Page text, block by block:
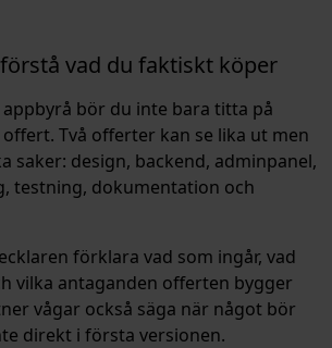
vad du faktiskt köper
bör du inte bara titta på
Två offerter kan se lika ut men
saker: design, backend, adminpanel,
testning, dokumentation och
förklara vad som ingår, vad
vilka antaganden offerten bygger
vågar också säga när något bör
direkt i första versionen.